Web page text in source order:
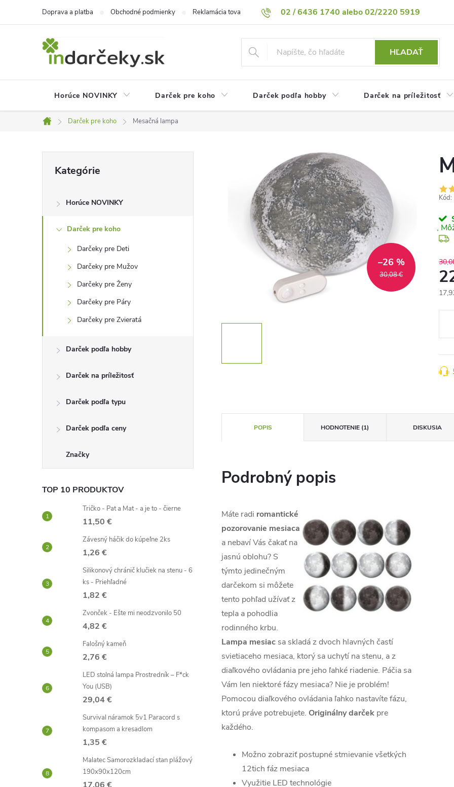
02 / 6436 1740 alebo 02/2220 5919
Doprava a platba Obchodné podmienky Reklamácia tovaru Vrátenie tovaru Podmienky ochrany osobných údajov
HĽADAŤ
Horúce NOVINKY Darček pre koho Darček podľa hobby Darček na príležitosť
Domov
Darček pre koho Mesačná lampa
č
n
kategórie
Kategórie
Horúce NOVINKY
Darček pre koho
Darčeky pre Deti
Darčeky pre Mužov
Darčeky pre Ženy
Darčeky pre Páry
Darčeky pre Zvieratá
Darček podľa hobby
Darček na príležitosť
Darček podľa typu
Darček podľa ceny
Značky
TOP 10 PRODUKTOV
Tričko - Pat a Mat - a je to - čierne
11,50 €
Závesný háčik do kúpeľne 2ks
1,26 €
Silikonový chránič klučiek na stenu - 6
ks - Priehľadné
1,82 €
Zvonček - Ešte mi neodzvonilo 50
4,82 €
Falošný kameň
2,76 €
LED stolná lampa Prostredník – F*ck
You (USB)
29,04 €
Survival náramok 5v1 Paracord s
kompasom a kresadlom
1,35 €
Malatec Samorozkladací stan plážový
190x90x120cm
30,08 €
–26 %
Kód:
POPIS HODNOTENIE (1) DISKUSIA
Podrobný popis
Máte radi romantické
pozorovanie mesiaca
a nebaví Vás čakať na
jasnú oblohu? S
týmto jedinečným
darčekom si môžete
tento pohľad užívať z
tepla a pohodlia
rodinného krbu.
Lampa mesiac sa skladá z dvoch hlavných častí
svietiaceho mesiaca, ktorý sa uchytí na stenu, a z
diaľkového ovládania pre jeho ľahké riadenie. Páčia sa
Vám len niektoré fázy mesiaca? Nie je problém!
Pomocou diaľkového ovládania ľahko nastavíte fázu,
ktorú práve potrebujete. Originálny darček pre
každého.
Možno zobraziť postupné stmievanie všetkých
12tich fáz mesiaca
Využitie LED technológie